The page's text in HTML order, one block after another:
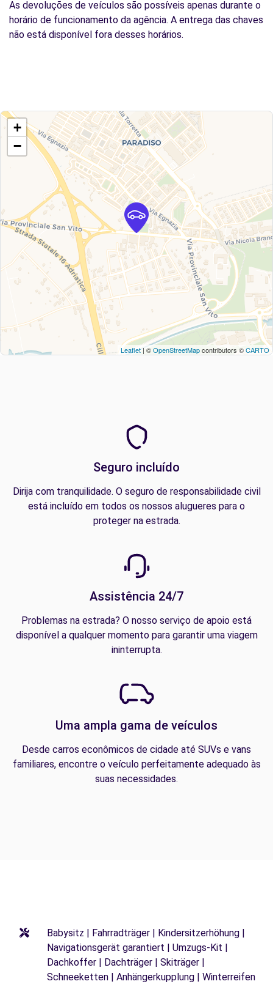
As devoluções de veículos são possíveis apenas durante o
horário de funcionamento da agência. A entrega das chaves
não está disponível fora desses horários.
+
−
Leaflet | ©OpenStreetMapcontributors ©CARTO
Seguro incluído
Dirija com tranquilidade. O seguro de responsabilidade civil
está incluído em todos os nossos alugueres para o
proteger na estrada.
Assistência 24/7
Problemas na estrada? O nosso serviço de apoio está
disponível a qualquer momento para garantir uma viagem
ininterrupta.
Uma ampla gama de veículos
Desde carros econômicos de cidade até SUVs e vans
familiares, encontre o veículo perfeitamente adequado às
suas necessidades.
Babysitz | Fahrradträger | Kindersitzerhöhung |
Navigationsgerät garantiert | Umzugs-Kit |
Dachkoffer | Dachträger | Skiträger |
Schneeketten | Anhängerkupplung | Winterreifen